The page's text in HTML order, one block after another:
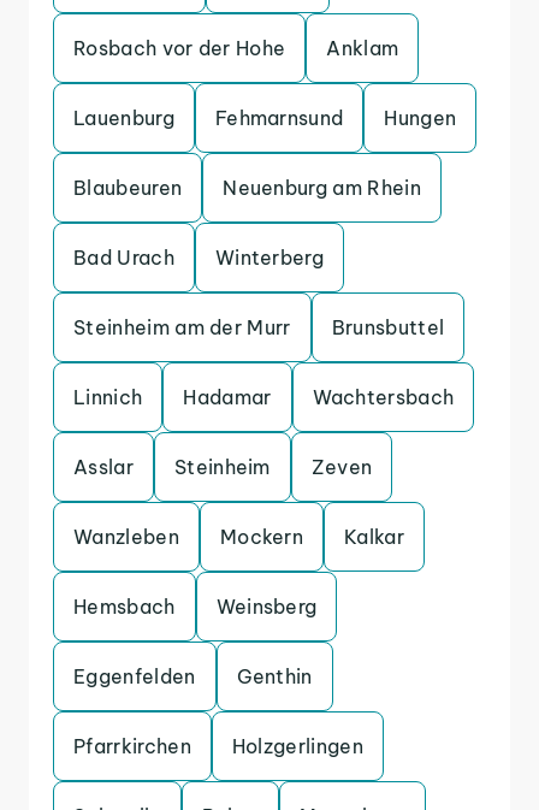
Rosbach vor der Hohe Anklam
Lauenburg Fehmarnsund Hungen
Blaubeuren Neuenburg am Rhein
Bad Urach Winterberg
Steinheim am der Murr Brunsbuttel
Linnich Hadamar Wachtersbach
Asslar Steinheim Zeven
Wanzleben Mockern Kalkar
Hemsbach Weinsberg
Eggenfelden Genthin
Pfarrkirchen Holzgerlingen